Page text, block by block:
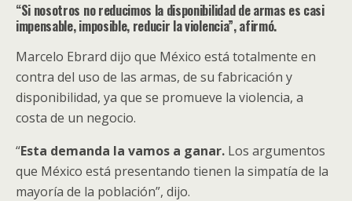
“Si nosotros no reducimos la disponibilidad de armas es casi
impensable, imposible, reducir la violencia”, afirmó.
Marcelo Ebrard dijo que México está totalmente en
contra del uso de las armas, de su fabricación y
disponibilidad, ya que se promueve la violencia, a
costa de un negocio.
“Esta demanda la vamos a ganar. Los argumentos
que México está presentando tienen la simpatía de la
mayoría de la población”, dijo.